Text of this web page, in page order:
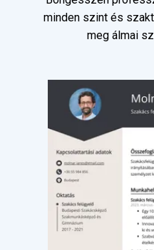
minden szint és
meg álmai